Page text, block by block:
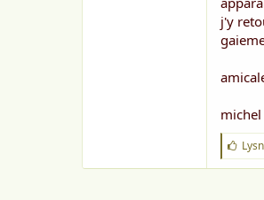
j'y
michel
J
'
a